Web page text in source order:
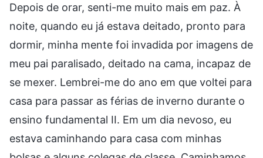
Depois de orar, senti-me muito mais em paz. À
noite, quando eu já estava deitado, pronto para
dormir, minha mente foi invadida por imagens de
meu pai paralisado, deitado na cama, incapaz de
se mexer. Lembrei-me do ano em que voltei para
casa para passar as férias de inverno durante o
ensino fundamental II. Em um dia nevoso, eu
estava caminhando para casa com minhas